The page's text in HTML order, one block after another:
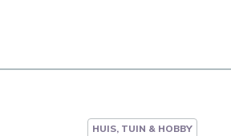
HUIS, TUIN & HOBBY